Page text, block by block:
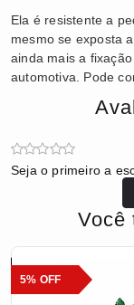
Ela é resistente a
mesmo se exposta
ainda mais a
automotiva. Pode
Seja o primeiro a
Você
5% OFF